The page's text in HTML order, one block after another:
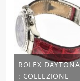
ROLEX DAYTONA
: COLLEZIONE